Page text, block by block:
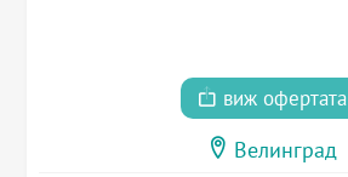
виж офертата
Велинград